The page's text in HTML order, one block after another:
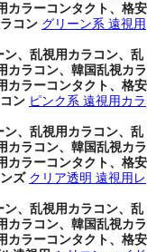
カラーコンタクト、格安
コン グリーン系 遠視用
ン、乱視用カラコン、乱
カラコン、韓国乱視カラ
カラーコンタクト、格安
ン ピンク系 遠視用カラ
ン、乱視用カラコン、乱
カラコン、韓国乱視カラ
カラーコンタクト、格安
ズ クリア透明 遠視用レ
ン、乱視用カラコン、乱
カラコン、韓国乱視カラ
カラーコンタクト、格安